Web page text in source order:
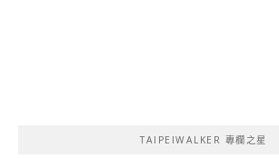
TAIPEIWALKER 專欄之星